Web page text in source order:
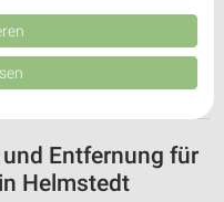
Entfernung für
Helmstedt
Quellen. Entwicklung und
Daten zur Auswahl
weitergegeben und in die